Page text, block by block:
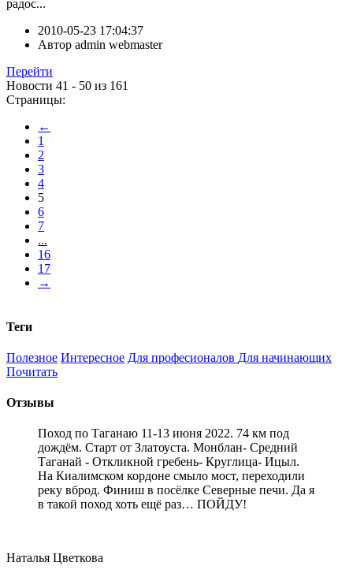
радос...
2010-05-23 17:04:37
Автор admin webmaster
Перейти
Новости 41 - 50 из 161
Страницы:
←
1
2
3
4
5
6
7
...
16
17
→
Теги
Полезное Интересное Для професионалов Для начинающих
Почитать
Отзывы
Поход по Таганаю 11-13 июня 2022. 74 км под
дождём. Старт от Златоуста. Монблан- Средний
Таганай - Откликной гребень- Круглица- Ицыл.
На Киалимском кордоне смыло мост, переходили
реку вброд. Финиш в посёлке Северные печи. Да я
в такой поход хоть ещё раз… ПОЙДУ!
Наталья Цветкова